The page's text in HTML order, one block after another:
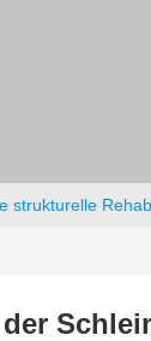
strukturelle